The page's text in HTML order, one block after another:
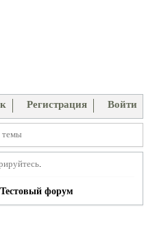
Регистрация Войти
темы
.
Тестовый форум